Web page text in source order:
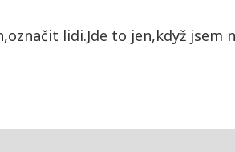
lidi.Jde to jen,když jsem